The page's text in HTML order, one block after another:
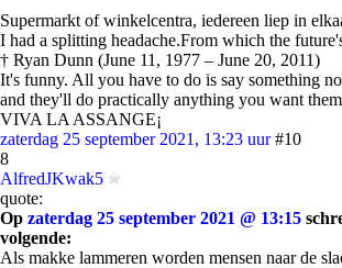
Supermarkt of winkelcentra, iedereen liep in
I had a splitting headache.From which the
† Ryan Dunn (June 11, 1977 – June 20, 2011)
It's funny. All you have to do is say something
and they'll do practically anything you want
VIVA LA ASSANGE¡
zaterdag 25 september 2021, 13:23 uur #10
8
AlfredJKwak5
quote:
Op zaterdag 25 september 2021 @ 13:15
volgende:
Als makke lammeren worden mensen naar de